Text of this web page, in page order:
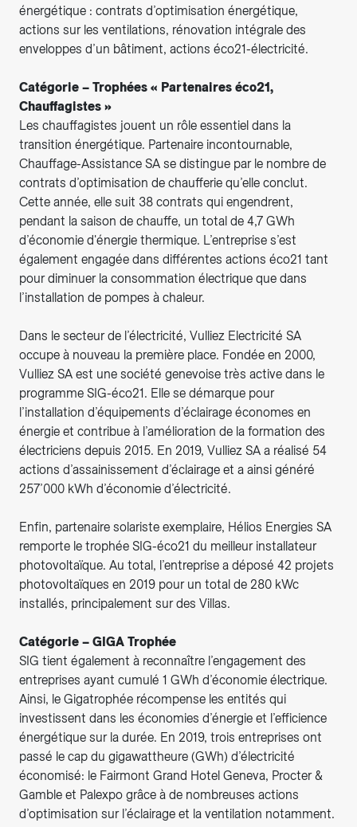
énergétique : contrats d’optimisation énergétique,
actions sur les ventilations, rénovation intégrale des
enveloppes d’un bâtiment, actions éco21-électricité.
Catégorie – Trophées « Partenaires éco21,
Chauffagistes »
Les chauffagistes jouent un rôle essentiel dans la
transition énergétique. Partenaire incontournable,
Chauffage-Assistance SA se distingue par le nombre de
contrats d’optimisation de chaufferie qu’elle conclut.
Cette année, elle suit 38 contrats qui engendrent,
pendant la saison de chauffe, un total de 4,7 GWh
d’économie d'énergie thermique. L’entreprise s’est
également engagée dans différentes actions éco21 tant
pour diminuer la consommation électrique que dans
l’installation de pompes à chaleur.
Dans le secteur de l’électricité, Vulliez Electricité SA
occupe à nouveau la première place. Fondée en 2000,
Vulliez SA est une société genevoise très active dans le
programme SIG-éco21. Elle se démarque pour
l’installation d’équipements d’éclairage économes en
énergie et contribue à l’amélioration de la formation des
électriciens depuis 2015. En 2019, Vulliez SA a réalisé 54
actions d’assainissement d’éclairage et a ainsi généré
257’000 kWh d’économie d’électricité.
Enfin, partenaire solariste exemplaire, Hélios Energies SA
remporte le trophée SIG-éco21 du meilleur installateur
photovoltaïque. Au total, l’entreprise a déposé 42 projets
photovoltaïques en 2019 pour un total de 280 kWc
installés, principalement sur des Villas.
Catégorie – GIGA Trophée
SIG tient également à reconnaître l’engagement des
entreprises ayant cumulé 1 GWh d’économie électrique.
Ainsi, le Gigatrophée récompense les entités qui
investissent dans les économies d’énergie et l’efficience
énergétique sur la durée. En 2019, trois entreprises ont
passé le cap du gigawattheure (GWh) d’électricité
économisé: le Fairmont Grand Hotel Geneva, Procter &
Gamble et Palexpo grâce à de nombreuses actions
d’optimisation sur l’éclairage et la ventilation notamment.